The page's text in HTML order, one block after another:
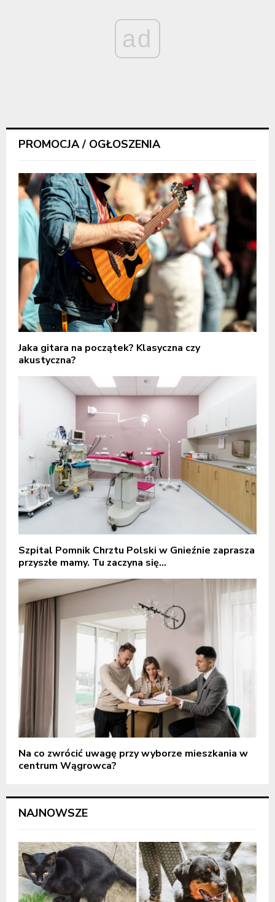
ad
PROMOCJA / OGŁOSZENIA
Jaka gitara na początek? Klasyczna czy
akustyczna?
Szpital Pomnik Chrztu Polski w Gnieźnie zaprasza
przyszłe mamy. Tu zaczyna się...
Na co zwrócić uwagę przy wyborze mieszkania w
centrum Wągrowca?
NAJNOWSZE